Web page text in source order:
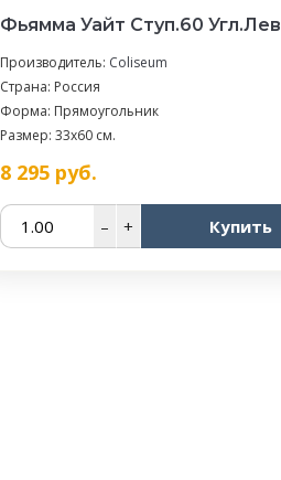
Фьямма Уайт Ступ.60 Угл.Лев
Производитель: Coliseum
Страна: Россия
Форма: Прямоугольник
Размер: 33x60 см.
8 295руб.
– + Купить